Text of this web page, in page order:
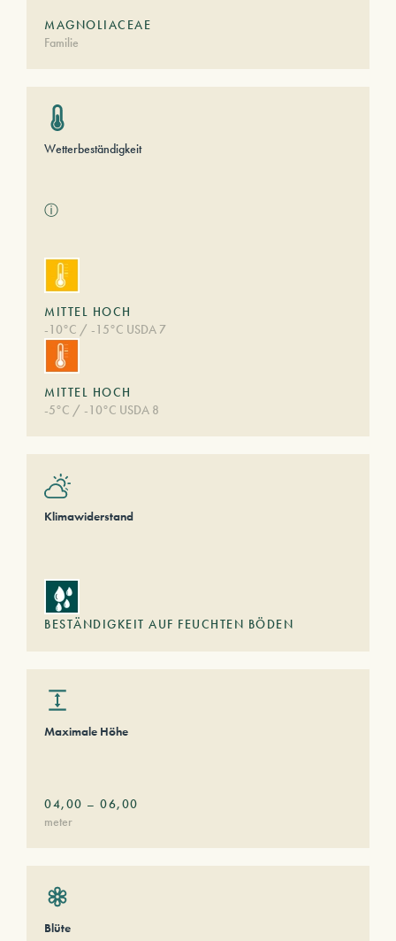
MAGNOLIACEAE
Familie
Wetterbeständigkeit
ⓘ
MITTEL HOCH
-10°C / -15°C USDA 7
MITTEL HOCH
-5°C / -10°C USDA 8
Klimawiderstand
BESTÄNDIGKEIT AUF FEUCHTEN BÖDEN
Maximale Höhe
04,00 – 06,00
meter
Blüte